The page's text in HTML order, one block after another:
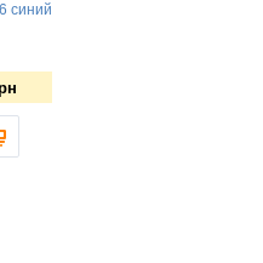
синий